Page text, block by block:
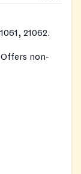
21062.
Offers non-
and